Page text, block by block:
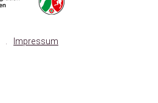
Impressum